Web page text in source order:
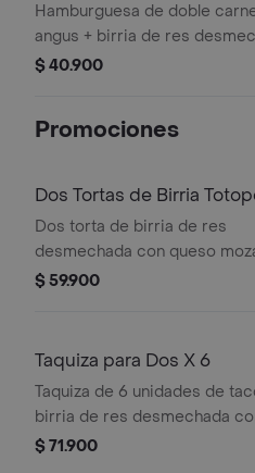
Hamburguesa de doble
angus + birria de res
mermelada de tocineta en
$ 40.900
Promociones
Dos Tortas de Birria
Dos torta de birria de res
desmechada con queso
pan brioche a la plancha,
$ 59.900
Taquiza para Dos X 6
Taquiza de 6 unidades de
birria de res desmechada
mozzarella y pico de gallo.
$ 71.900